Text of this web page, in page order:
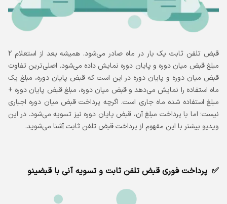
قبض تلفن ثابت یک بار در ماه صادر می‌شود. همیشه بعد از استعلام ۲
مبلغ قبض میان دوره و پایان دوره نمایش داده می‌شود. اصلی‌ترین تفاوت
قبض میان دوره و پایان دوره در این است که قبض پایان دوره، مبلغ یک
ماه استفاده‌ را نمایش می‌دهد و قبض میان دوره، مبلغ قبض پایان دوره +
مبلغ استفاده شده ماه جاری است. اگرچه پرداخت قبض میان دوره اجباری
نیست؛ اما با پرداخت مبلغ آن، قبض پایان دوره نیز تسویه می‌شود. در این
ویدیو بیشتر با این مفهوم از پرداخت قبض تلفن ثابت آشنا می‌شوید.
پرداخت فوری قبض تلفن ثابت و تسویه آنی با قبضینو